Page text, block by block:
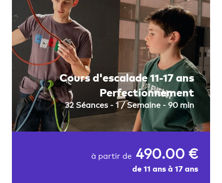
Cours d'escalade 11-17 ans
Perfectionnement
32 Séances - 1 / Semaine - 90 min
à partir de 490.00 €
de 11 ans à 17 ans